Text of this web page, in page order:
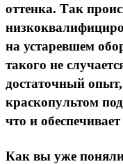
оттенка. Так
на устаревшем
такого не
достаточный
краскопультом
что и
Как вы уже